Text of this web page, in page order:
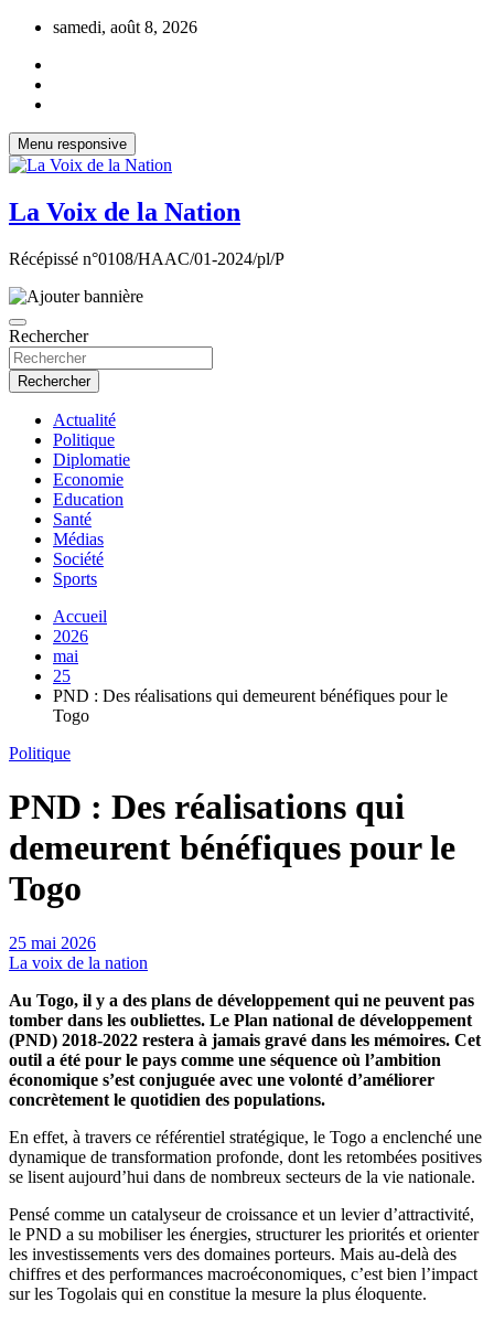
Aller
contenu
samedi, août 8, 2026
Menu responsive
La Voix de la Nation
Récépissé n°0108/HAAC/01-2024/pl/P
Rechercher
Rechercher
Actualité
Politique
Diplomatie
Economie
Education
Santé
Médias
Société
Sports
Accueil
2026
mai
25
PND : Des réalisations qui demeurent bénéfiques pour le
Togo
Politique
PND : Des réalisations qui
demeurent bénéfiques pour le
Togo
25 mai 2026
La voix de la nation
Au Togo, il y a des plans de développement qui ne peuvent pas
tomber dans les oubliettes. Le Plan national de développement
(PND) 2018-2022 restera à jamais gravé dans les mémoires. Cet
outil a été pour le pays comme une séquence où l’ambition
économique s’est conjuguée avec une volonté d’améliorer
concrètement le quotidien des populations.
En effet, à travers ce référentiel stratégique, le Togo a enclenché une
dynamique de transformation profonde, dont les retombées positives
se lisent aujourd’hui dans de nombreux secteurs de la vie nationale.
Pensé comme un catalyseur de croissance et un levier d’attractivité,
le PND a su mobiliser les énergies, structurer les priorités et orienter
les investissements vers des domaines porteurs. Mais au-delà des
chiffres et des performances macroéconomiques, c’est bien l’impact
sur les Togolais qui en constitue la mesure la plus éloquente.